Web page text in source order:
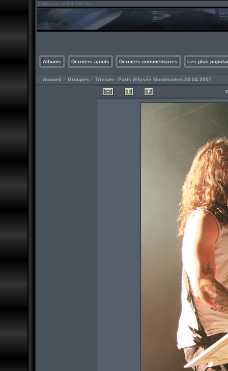
Albums Derniers ajouts Derniers commentaires Les plus
Accueil > Groupes > Trivium - Paris (Elysée Montmartre) 28.04.2007